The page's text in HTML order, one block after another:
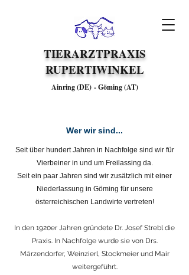
TIERARZTPRAXIS
RUPERTIWINKEL
Ainring (DE) -Göming (AT)
Wer wir sind...
Seit über hundert Jahren in Nachfolge sind wir für
Vierbeiner in und um Freilassing da.
Seit ein paar Jahren sind wir zusätzlich mit einer
Niederlassung in Göming für unsere
österreichischen Landwirte vertreten!
In den 1920er Jahren gründete Dr. Josef Strebl die
Praxis. In Nachfolge wurde sie von Drs.
Märzendorfer, Weinzierl, Stockmeier und Mair
weitergeführt.